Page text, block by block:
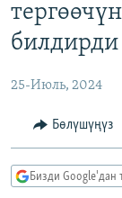
МАДАНИЯТ
УКРАИНА
ТВ
БҮГҮН АЗАТТЫКТА
ПОДКАСТ
билдирди
25-Июль, 2024
Бөлүшүңүз
Бизди Google'дан